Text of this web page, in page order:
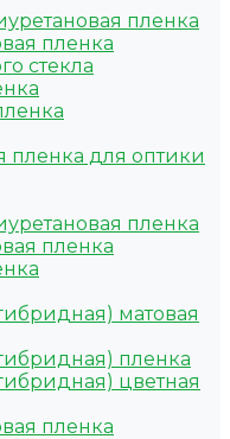
пленка
пленка
стекла
пленка для оптики
пленка
пленка
матовая
пленка
цветная
пленка